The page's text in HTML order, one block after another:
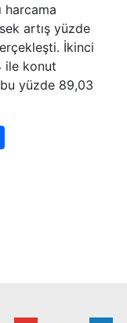
harcama
artış yüzde
İkinci
ile konut
yüzde 89,03